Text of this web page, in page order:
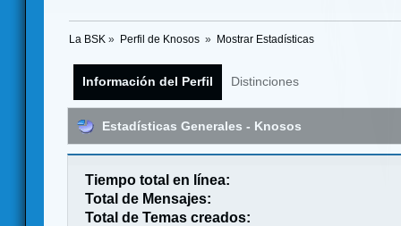
La BSK » Perfil de Knosos » Mostrar Estadísticas
Información del Perfil Distinciones
Estadísticas Generales - Knosos
Tiempo total en línea:
Total de Mensajes:
Total de Temas creados: